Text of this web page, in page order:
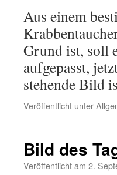
Aus einem
Grund ist, soll
aufgepasst,
stehende Bild
Veröffentlicht unter
Bild des
Veröffentlicht am 2.